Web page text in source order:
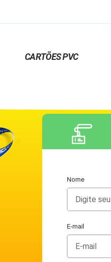
CARTÕES PVC
Nome
E-mail